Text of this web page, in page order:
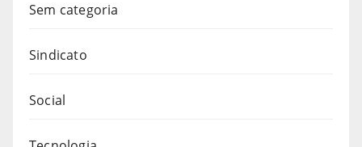
Sem categoria
Sindicato
Social